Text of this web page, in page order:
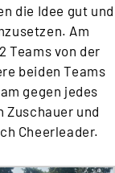
die Idee gut und
Am
Teams von der
beiden Teams
gegen jedes
Zuschauer und
Cheerleader.